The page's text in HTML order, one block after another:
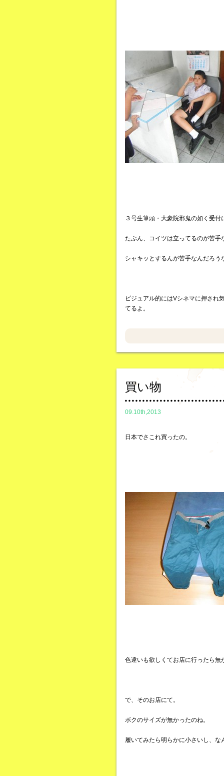
３号生筆頭・大豪院邪鬼の如く受付
たぶん、コイツは立ってるのが苦手
シャキッとするんが苦手なんだろう
ビジュアル的にはVシネマに押され
てるよ。
買い物
09.10th,2013
日本でさこれ買ったの。
色違いも欲しくてお店に行ったら
で、そのお店にて。
ボクのサイズが無かったのね。
履いてみたら明らかに小さいし、